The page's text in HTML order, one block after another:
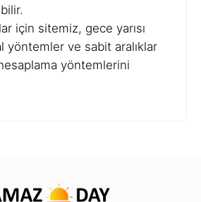
için sitemiz, gece yarısı
yöntemler ve sabit aralıklar
yöntemlerini